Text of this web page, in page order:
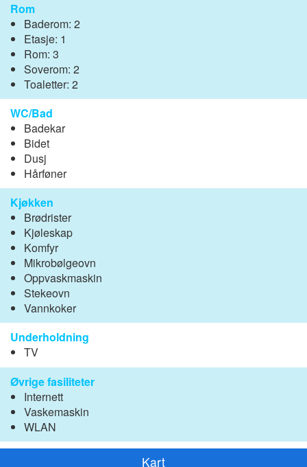
Rom
Baderom: 2
Etasje: 1
Rom: 3
Soverom: 2
Toaletter: 2
WC/Bad
Badekar
Bidet
Dusj
Hårføner
Kjøkken
Brødrister
Kjøleskap
Komfyr
Mikrobølgeovn
Oppvaskmaskin
Stekeovn
Vannkoker
Underholdning
TV
Øvrige fasiliteter
Internett
Vaskemaskin
WLAN
Kart